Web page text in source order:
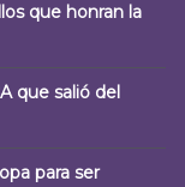
que honran la
que salió del
para ser